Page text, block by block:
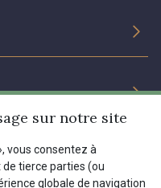
International
sur notre site
vous consentez à
tierce parties (ou
globale de navigation